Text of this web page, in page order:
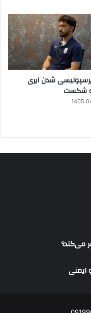
شدن ایری
شکست
می‌کند؟
ایمنی